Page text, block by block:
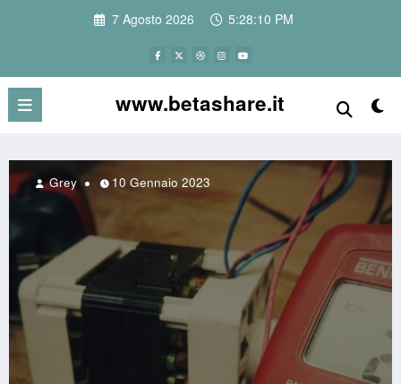
7 Agosto 2026 5:28:11 PM
www.betashare.it
Grey 10 Gennaio 2023